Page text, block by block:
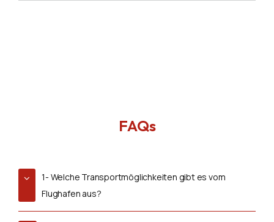
FAQs
1- Welche Transportmöglichkeiten gibt es vom
Flughafen aus?